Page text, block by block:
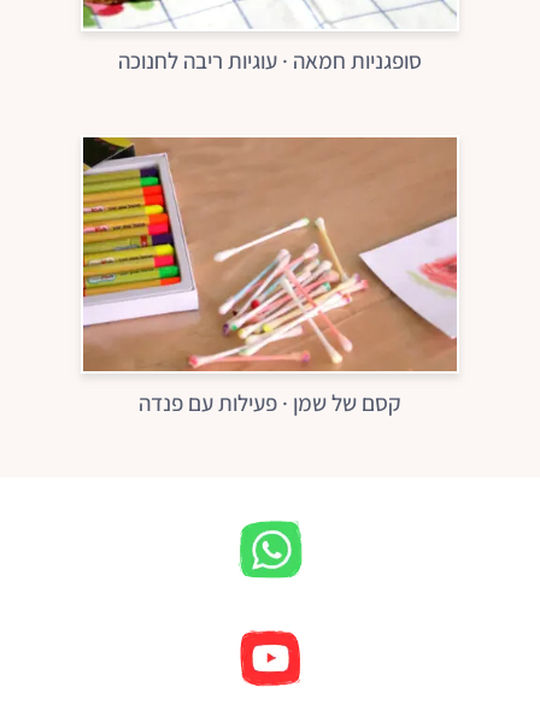
סופגניות חמאה · עוגיות ריבה לחנוכה
קסם של שמן · פעילות עם פנדה